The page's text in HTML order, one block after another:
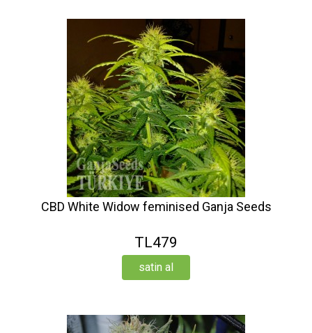
CBD White Widow feminised Ganja Seeds
TL479
satin al